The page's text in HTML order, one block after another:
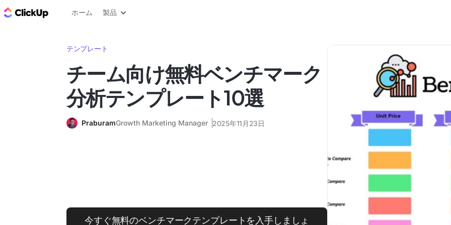
ClickUp ブログ
ホーム 製品
テンプレート
チーム向け無料ベンチマーク
分析テンプレート10選
PraburamGrowth Marketing Manager 2025年11月23日
今すぐ無料のベンチマークテンプレートを入手しましょ